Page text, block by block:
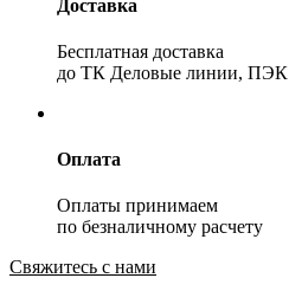
Доставка
Бесплатная доставка
до ТК Деловые линии, ПЭК
Оплата
Оплаты принимаем
по безналичному расчету
Свяжитесь с нами